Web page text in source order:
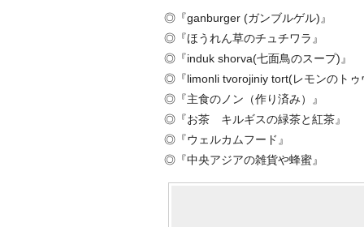
◎『ganburger (ガンブルゲル)』
◎『ほうれん草のチュチワラ』
◎『induk shorva(七面鳥のスープ)』
◎『limonli tvorojiniy tort(レモンのトゥ
◎『主食のノン（作り済み）』
◎『お茶 キルギスの緑茶と紅茶』
◎『ウェルカムフード』
◎『中央アジアの雑貨や蜂蜜』